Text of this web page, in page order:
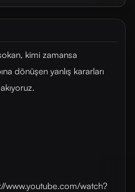
kimi zamansa
dönüşen yanlış kararları
www.youtube.com/watch?